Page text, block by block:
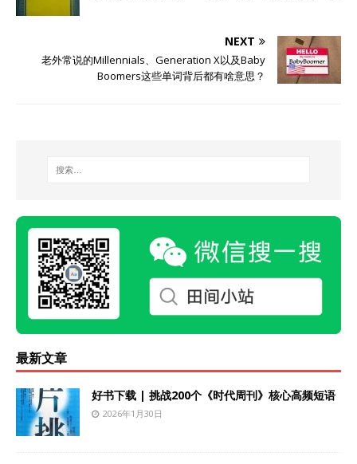
NEXT
老外常说的Millennials、Generation X以及Baby
Boomers这些单词背后都有啥意思？
最新文章
好书下载 | 挑战200个《时代周刊》核心高频短语
2026年1月30日